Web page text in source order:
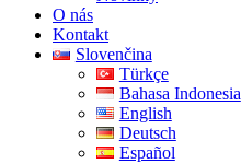
O nás
Kontakt
Slovenčina
Türkçe
Bahasa Indonesia
English
Deutsch
Español